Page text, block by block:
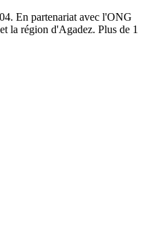
En partenariat avec l'ONG
la région d'Agadez. Plus de 1